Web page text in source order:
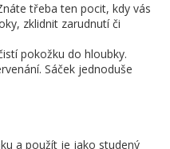
třeba ten pocit, kdy vás
zklidnit zarudnutí či
pokožku do hloubky.
Sáček jednoduše
a použít je jako studený